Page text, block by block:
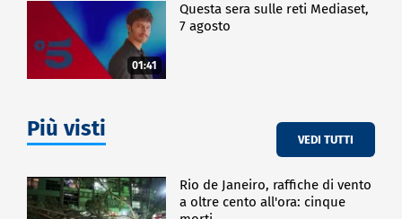
01:41
Questa sera sulle reti Mediaset,
7 agosto
Più visti VEDI TUTTI
Rio de Janeiro, raffiche di vento
a oltre cento all'ora: cinque